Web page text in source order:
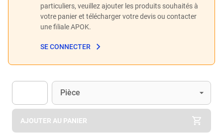
particuliers, veuillez ajouter les produits souhaités à
votre panier et télécharger votre devis ou contacter
une filiale APOK.
SE CONNECTER
Apok.Product.Detail.AddToCart.Quantity (Optionnel)
Unité
Pièce
AJOUTER AU PANIER